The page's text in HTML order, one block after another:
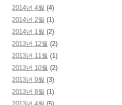
2014년 4월 (4)
2014년 2월 (1)
2014년 1월 (2)
2013년 12월 (2)
2013년 11월 (1)
2013년 10월 (2)
2013년 9월 (3)
2013년 8월 (1)